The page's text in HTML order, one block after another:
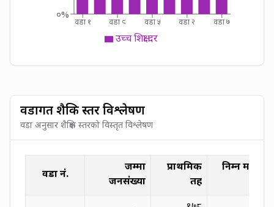
वडा १ वडा ९ वडा ५ वडा २ वडा ७
०%
उच्च शिक्षा दर
वडागत शैक्षिक स्तर विश्लेषण
वडा अनुसार शैक्षिक स्तरको विस्तृत विश्लेषण
वडा नं.
जम्मा
जनसंख्या
प्राथमिक
तह
निम्न